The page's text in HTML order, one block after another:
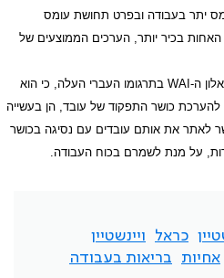
יתר בעבודה ובפרט תחושת עומס
בכיר יותר, הערכים הממוצעים של
ה- WAI בתרגומו העברי העלה, כי הוא
להערכת כושר התפקוד של עובד, הן בעשייה
לאתר את אותם עובדים עם נסיגה בכושר
על מנת לשמרם בכוח העבודה.
כראל
ויינשטיין
אחיות
בריאות בעבודה